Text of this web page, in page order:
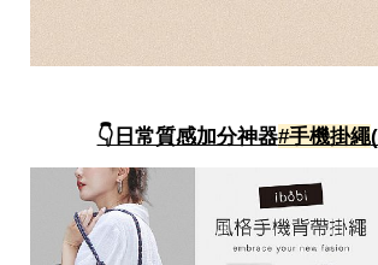
👇日常質感加分神器#手機掛繩